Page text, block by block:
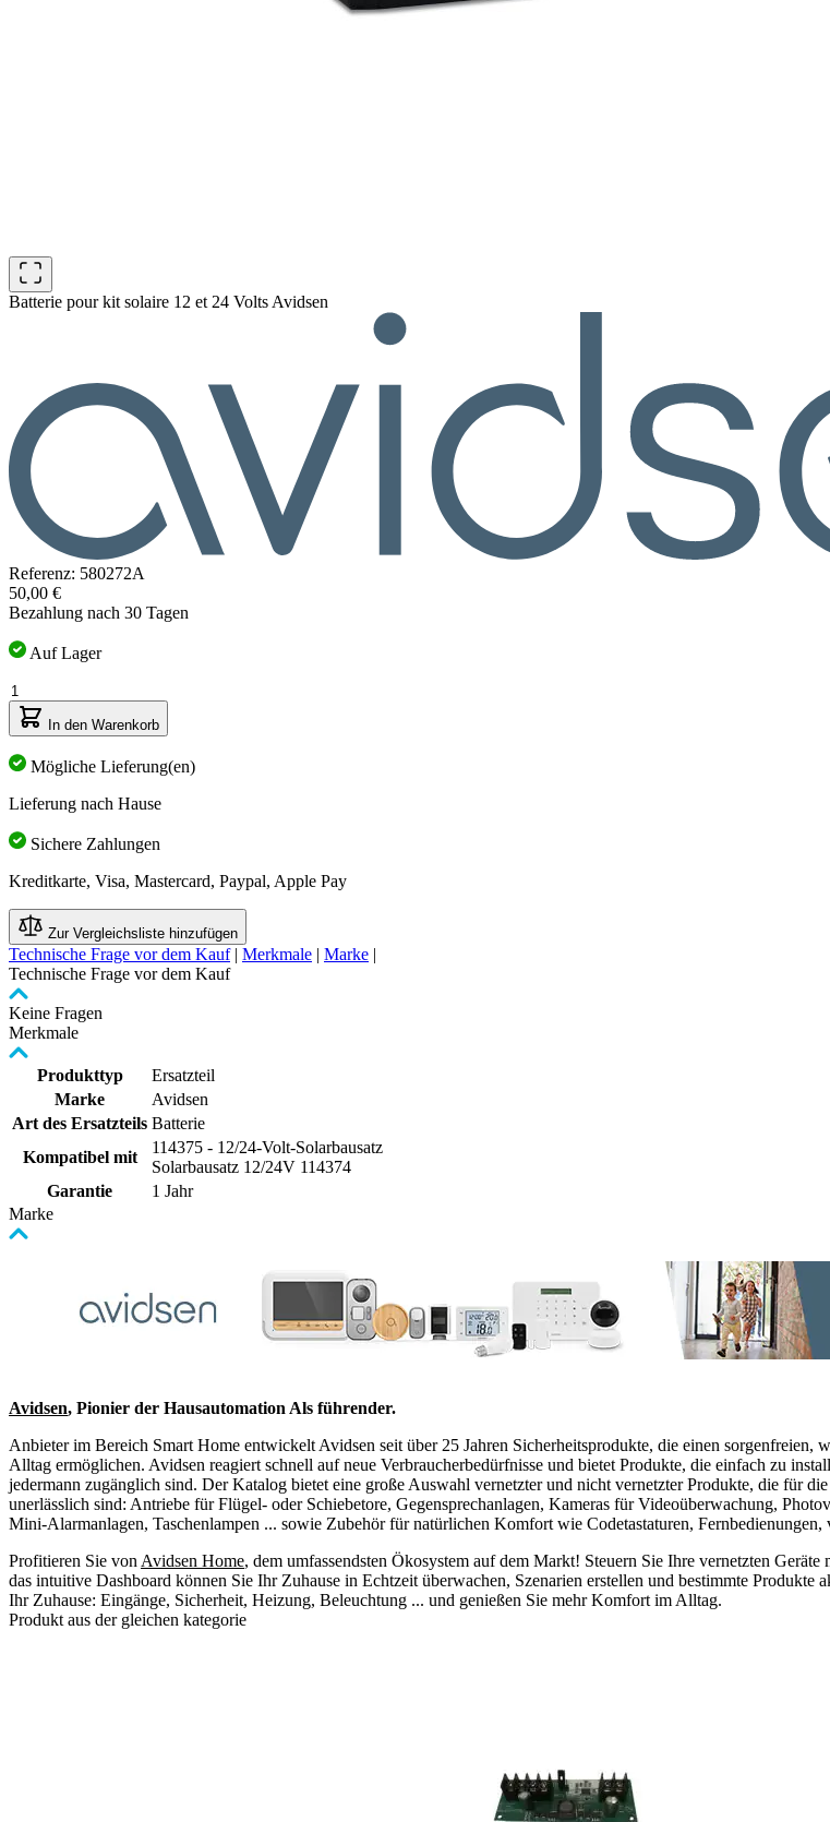
Batterie pour kit solaire 12 et 24 Volts Avidsen
Referenz: 580272A
50,00 €
Bezahlung nach 30 Tagen
Auf Lager
Menge
In den Warenkorb
Mögliche Lieferung(en)
Lieferung nach Hause
Sichere Zahlungen
Kreditkarte, Visa, Mastercard, Paypal, Apple Pay
Zur Vergleichsliste hinzufügen
Technische Frage vor dem Kauf | Merkmale | Marke |
Technische Frage vor dem Kauf
Keine Fragen
Merkmale
Produkttyp
Ersatzteil
Marke
Avidsen
Art des Ersatzteils Batterie
Kompatibel mit
114375 - 12/24-Volt-Solarbausatz
Solarbausatz 12/24V 114374
Garantie
1 Jahr
Marke
Avidsen, Pionier der Hausautomation Als führender.
Anbieter im Bereich Smart Home entwickelt Avidsen seit über 25 Jahren Sicherheitsprodukte, die einen sorgenfreien,
Alltag ermöglichen. Avidsen reagiert schnell auf neue Verbraucherbedürfnisse und bietet Produkte, die einfach zu
jedermann zugänglich sind. Der Katalog bietet eine große Auswahl vernetzter und nicht vernetzter Produkte, die für
unerlässlich sind: Antriebe für Flügel- oder Schiebetore, Gegensprechanlagen, Kameras für Videoüberwachung,
Mini-Alarmanlagen, Taschenlampen ... sowie Zubehör für natürlichen Komfort wie Codetastaturen, Fernbedienungen,
Profitieren Sie von Avidsen Home, dem umfassendsten Ökosystem auf dem Markt! Steuern Sie Ihre vernetzten
das intuitive Dashboard können Sie Ihr Zuhause in Echtzeit überwachen, Szenarien erstellen und bestimmte Produkte
Ihr Zuhause: Eingänge, Sicherheit, Heizung, Beleuchtung ... und genießen Sie mehr Komfort im Alltag.
Produkt aus der gleichen kategorie